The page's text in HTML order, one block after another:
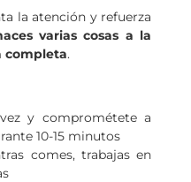
la atención y refuerza
varias cosas a la
completa.
y comprométete a
10-15 minutos
comes, trabajas en